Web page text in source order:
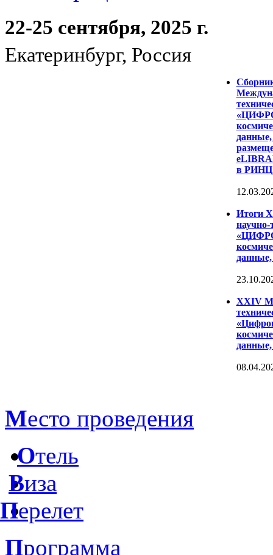
22-25 сентября, 2025 г.
Екатеринбург, Россия
данные,
в
Итоги
научно-
данные,
XXIV
данные,
Место проведения
Отель
Виза
Перелет
Программа